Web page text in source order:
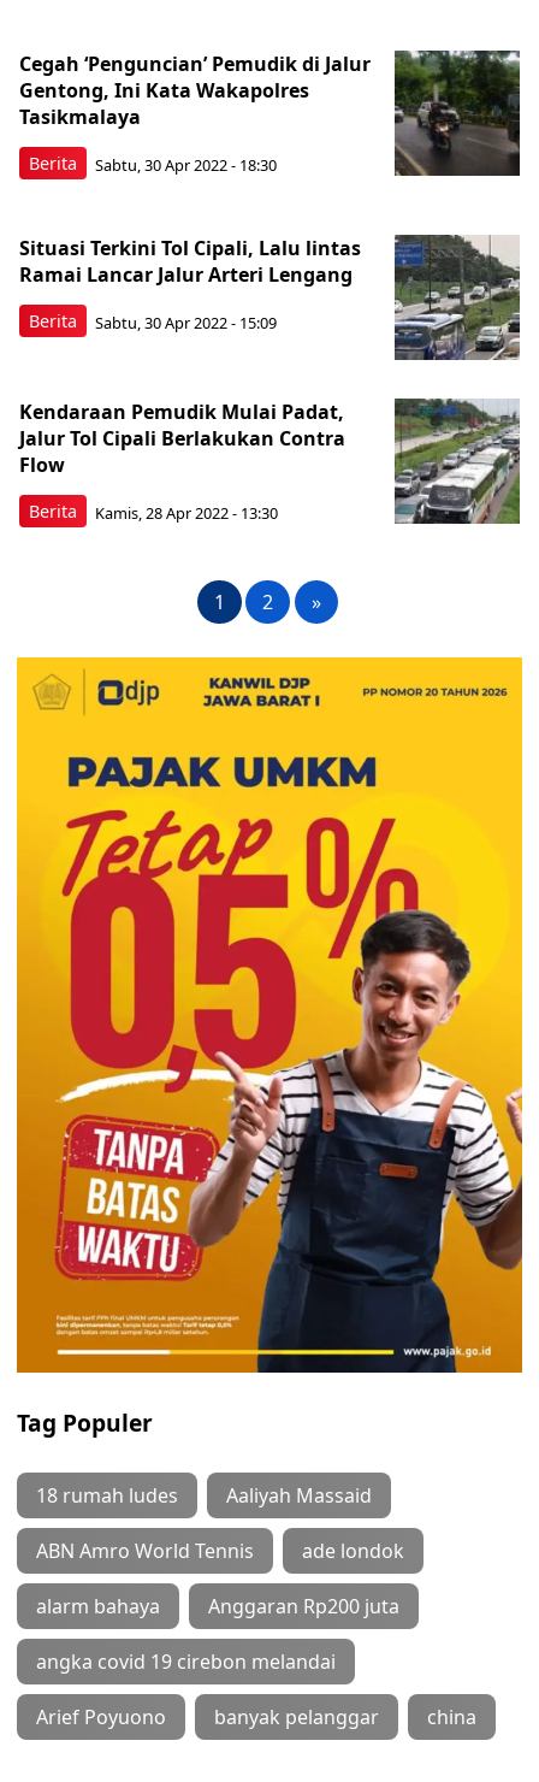
Berita
Cegah ‘Penguncian’ Pemudik di Jalur
Gentong, Ini Kata Wakapolres
Tasikmalaya
Sabtu, 30 Apr 2022 - 18:30
Berita
Situasi Terkini Tol Cipali, Lalu lintas
Ramai Lancar Jalur Arteri Lengang
Sabtu, 30 Apr 2022 - 15:09
Berita
Kendaraan Pemudik Mulai Padat,
Jalur Tol Cipali Berlakukan Contra
Flow
Kamis, 28 Apr 2022 - 13:30
1 2 »
Tag Populer
18 rumah ludes Aaliyah Massaid
ABN Amro World Tennis ade londok
alarm bahaya Anggaran Rp200 juta
angka covid 19 cirebon melandai
Arief Poyuono banyak pelanggar china